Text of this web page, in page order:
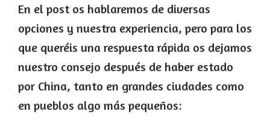
En el post os hablaremos de diversas
opciones y nuestra experiencia, pero para los
que queréis una respuesta rápida os dejamos
nuestro consejo después de haber estado
por China, tanto en grandes ciudades como
en pueblos algo más pequeños: